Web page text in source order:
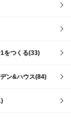
をつくる(33)
ン&ハウス(84)